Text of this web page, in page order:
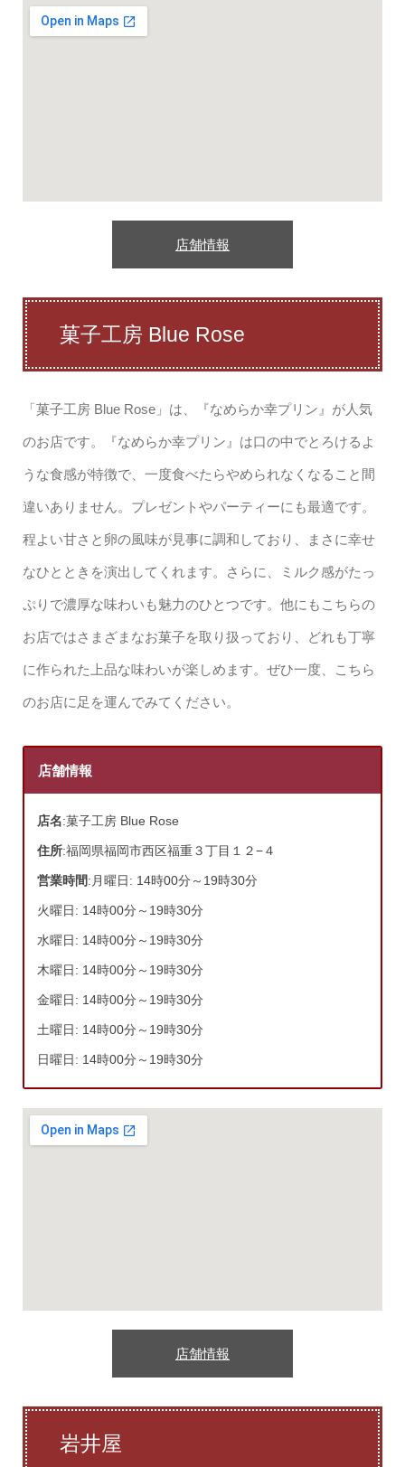
店舗情報
菓子工房 Blue Rose
「菓子工房 Blue Rose」は、『なめらか幸プリン』が人気
のお店です。『なめらか幸プリン』は口の中でとろけるよ
うな食感が特徴で、一度食べたらやめられなくなること間
違いありません。プレゼントやパーティーにも最適です。
程よい甘さと卵の風味が見事に調和しており、まさに幸せ
なひとときを演出してくれます。さらに、ミルク感がたっ
ぷりで濃厚な味わいも魅力のひとつです。他にもこちらの
お店ではさまざまなお菓子を取り扱っており、どれも丁寧
に作られた上品な味わいが楽しめます。ぜひ一度、こちら
のお店に足を運んでみてください。
店舗情報
店名:菓子工房 Blue Rose
住所:福岡県福岡市西区福重３丁目１２−４
営業時間:月曜日: 14時00分～19時30分
火曜日: 14時00分～19時30分
水曜日: 14時00分～19時30分
木曜日: 14時00分～19時30分
金曜日: 14時00分～19時30分
土曜日: 14時00分～19時30分
日曜日: 14時00分～19時30分
店舗情報
岩井屋